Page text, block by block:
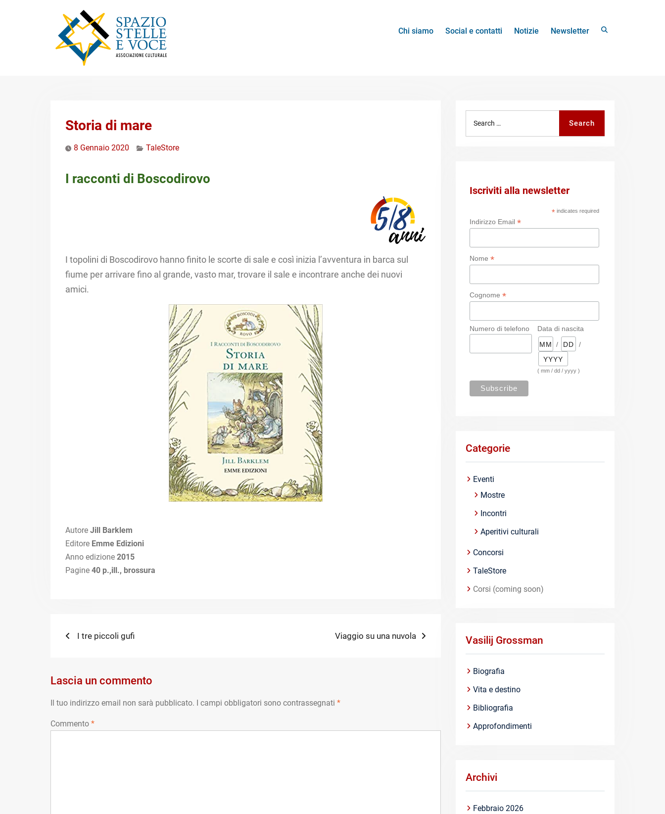
Chi siamo Social e contatti Notizie Newsletter
Storia di mare
8 Gennaio 2020 TaleStore
I racconti di Boscodirovo
I topolini di Boscodirovo hanno finito le scorte di sale e così inizia l’avventura in barca sul
fiume per arrivare fino al grande, vasto mar, trovare il sale e incontrare anche dei nuovi
amici.
Autore Jill Barklem
Editore Emme Edizioni
Anno edizione 2015
Pagine 40 p.,ill., brossura
Navigazione
Previous
I tre piccoli gufi
Next
Viaggio su una nuvola
Lascia un commento
Il tuo indirizzo email non sarà pubblicato. I campi obbligatori sono contrassegnati *
Commento *
Search
Iscriviti alla newsletter
* indicates required
Indirizzo Email*
Nome*
Cognome*
Numero di telefono
Data di nascita
/
/
( mm / dd / yyyy )
Categorie
Eventi
Mostre
Incontri
Aperitivi culturali
Concorsi
TaleStore
Corsi (coming soon)
Vasilij Grossman
Biografia
Vita e destino
Bibliografia
Approfondimenti
Archivi
Febbraio 2026